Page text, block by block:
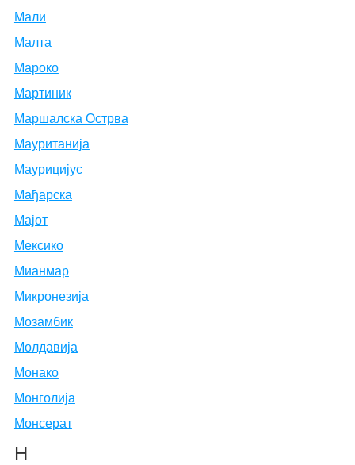
Мали
Малта
Мароко
Мартиник
Маршалска Острва
Мауританија
Маурицијус
Мађарска
Мајот
Мексико
Мианмар
Микронезија
Мозамбик
Молдавија
Монако
Монголија
Монсерат
Н